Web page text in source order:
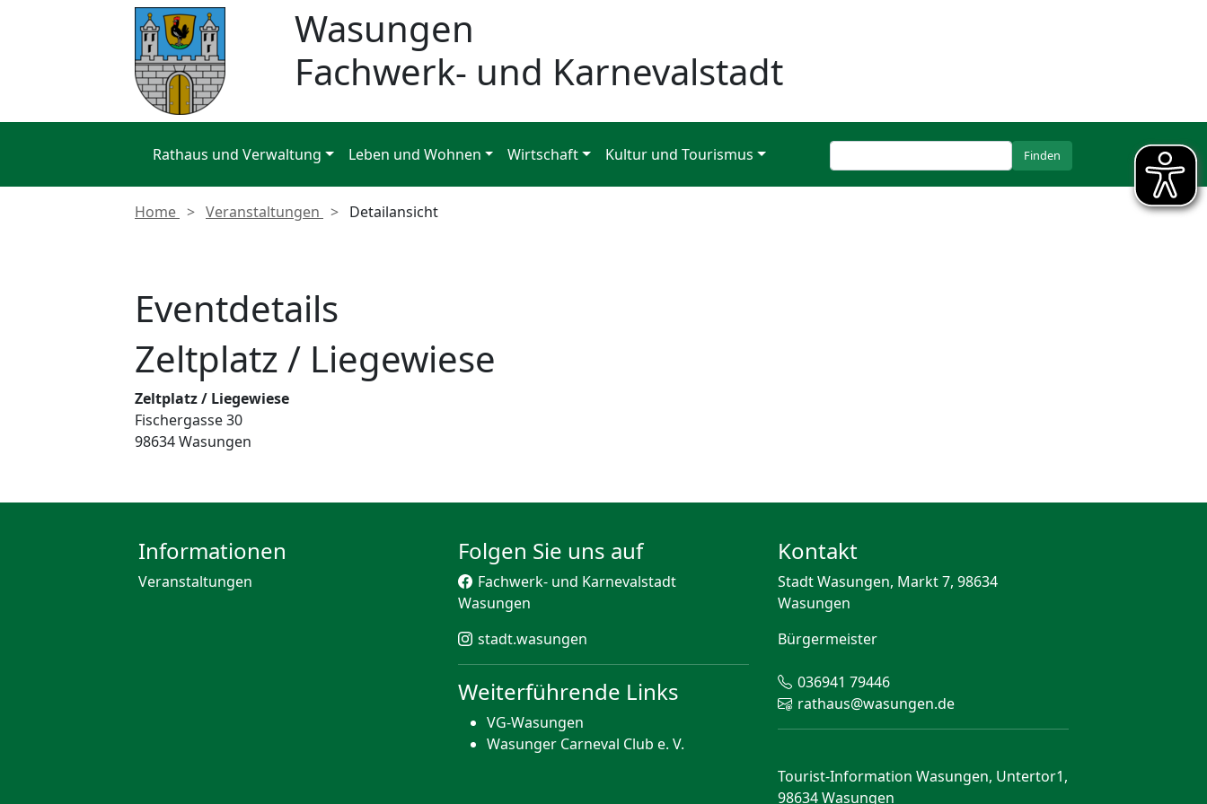
Wasungen
Fachwerk- und Karnevalstadt
Rathaus und Verwaltung Leben und Wohnen Wirtschaft Kultur und Tourismus
Home Veranstaltungen Detailansicht
Eventdetails
Zeltplatz / Liegewiese
Zeltplatz / Liegewiese
Fischergasse 30
98634 Wasungen
Informationen
Veranstaltungen
Folgen Sie uns auf
Fachwerk- und Karnevalstadt
Wasungen
stadt.wasungen
Weiterführende Links
VG-Wasungen
Wasunger Carneval Club e. V.
Kontakt
Stadt Wasungen, Markt 7, 98634
Wasungen
Bürgermeister
036941 79446
rathaus@wasungen.de
Tourist-Information Wasungen, Untertor1,
98634 Wasungen